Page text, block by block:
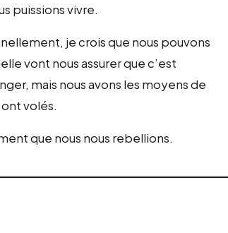
puissions vivre.
je crois que nous pouvons
vont nous assurer que c’est
mais nous avons les moyens de
volés.
que nous nous rebellions.